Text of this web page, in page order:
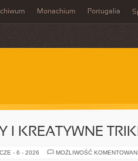
Monachium Portugalia
I KREATYWNE
CZE - 6 - 2026 MOŻLIWOŚĆ